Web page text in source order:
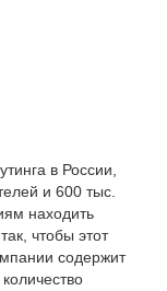
в России,
и 600 тыс.
находить
чтобы этот
содержит